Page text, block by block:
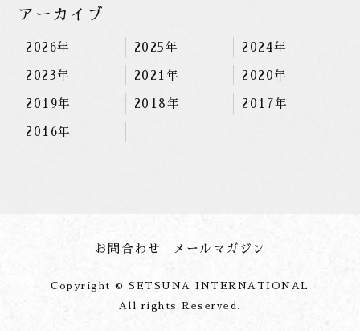
アーカイブ
2026年 2025年 2024年
2023年 2021年 2020年
2019年 2018年 2017年
2016年
お問合わせ メールマガジン
Copyright © SETSUNA INTERNATIONAL
All rights Reserved.